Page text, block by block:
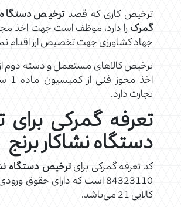
ترخیص کاری که قصدترخیص دستگاه
گمرکرا دارد، موظف است جهت اخذ مجوز
جهاد کشاورزی جهت تخصیص ارز اقدام
ترخیص کالاهای مستعمل و دسته دوم از
تجارت دارد.
تعرفه گمرکی
دستگاه نشاکار برنج
کد تعرفه گمرکی برایترخیص دستگاه
کالایی 21 می‌باشد.